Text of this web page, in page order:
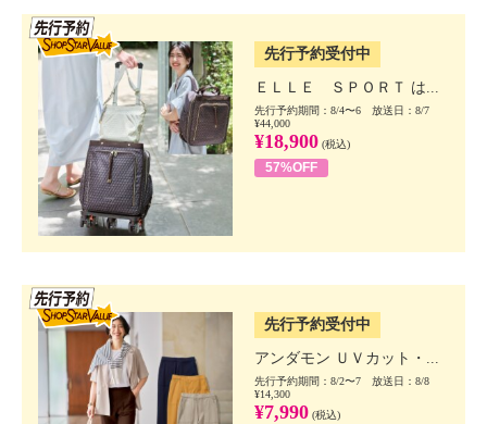
先行予約受付中
ＥＬＬＥ ＳＰＯＲＴ は...
先行予約期間：8/4〜6 放送日：8/7
¥44,000
¥18,900 (税込)
57%OFF
先行予約受付中
アンダモン ＵＶカット・...
先行予約期間：8/2〜7 放送日：8/8
¥14,300
¥7,990 (税込)